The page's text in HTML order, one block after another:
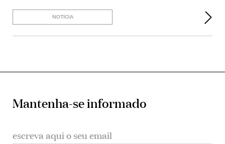
NOTÍCIA
Mantenha-se informado